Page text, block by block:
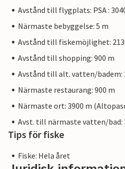
Avstånd till flygplats: PSA :
Närmaste bebyggelse: 5 m
Avstånd till fiskemöjlighet:
Avstånd till shopping: 900 m
Avstånd till alt. vatten/badem:
Närmaste restaurang: 900 m
Närmaste ort: 3900 m
Avst. till närmaste vatten/bad:
Tips för fiske
Fiske: Hela året